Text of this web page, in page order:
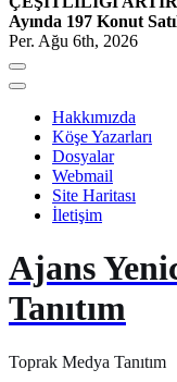
Ayında 197 Konut
Per. Ağu 6th, 2026
Hakkımızda
Köşe Yazarları
Dosyalar
Webmail
Site Haritası
İletişim
Ajans
Tanıtım
Toprak Medya Tanıtım